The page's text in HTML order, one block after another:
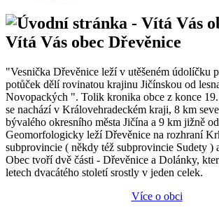
Vítá Vás obec Dřevěnice
"Vesnička Dřevěnice leží v utěšeném údolíčku
potůček dělí rovinatou krajinu Jičínskou od
Novopackých ". Tolik kronika obce z konce
se nachází v Královehradeckém kraji, 8 km
bývalého okresního města Jičína a 9 km jižně
Geomorfologicky leží Dřevěnice na rozhraní
subprovincie ( někdy též subprovincie Sudety )
Obec tvoří dvě části - Dřevěnice a Dolánky,
letech dvacátého století srostly v jeden celek.
Více o obci